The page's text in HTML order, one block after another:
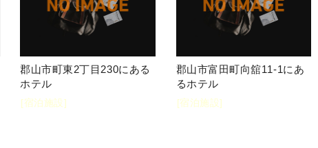
郡山市町東2丁目230にある
ホテル
[宿泊施設]
郡山市富田町向舘11-1にあ
るホテル
[宿泊施設]